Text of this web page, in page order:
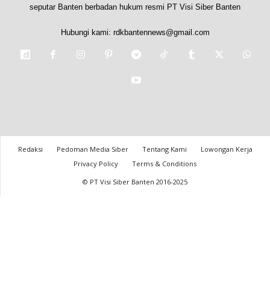
seputar Banten berbadan hukum resmi PT Visi Siber Banten
Hubungi kami: rdkbantennews@gmail.com
Redaksi Pedoman Media Siber Tentang Kami
Lowongan Kerja
Privacy Policy
Terms & Conditions
© PT Visi Siber Banten 2016-2025